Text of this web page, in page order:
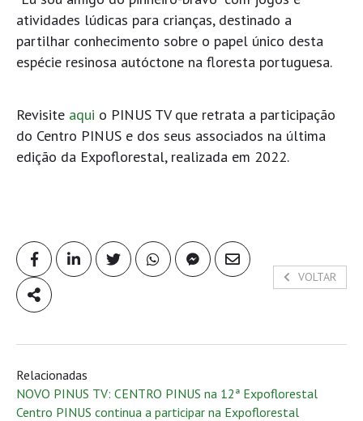
atividades lúdicas para crianças, destinado a
partilhar conhecimento sobre o papel único desta
espécie resinosa autóctone na floresta portuguesa.
Revisite aqui o PINUS TV que retrata a participação
do Centro PINUS e dos seus associados na última
edição da Expoflorestal, realizada em 2022.
VOLTAR
Relacionadas
NOVO PINUS TV: CENTRO PINUS na 12ª Expoflorestal
Centro PINUS continua a participar na Expoflorestal